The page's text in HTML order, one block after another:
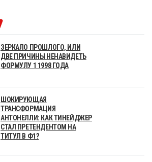
ЗЕРКАЛО ПРОШЛОГО, ИЛИ
ДВЕ ПРИЧИНЫ НЕНАВИДЕТЬ
ФОРМУЛУ 1 1998 ГОДА
ШОКИРУЮЩАЯ
ТРАНСФОРМАЦИЯ
АНТОНЕЛЛИ: КАК ТИНЕЙДЖЕР
СТАЛ ПРЕТЕНДЕНТОМ НА
ТИТУЛ В Ф1?